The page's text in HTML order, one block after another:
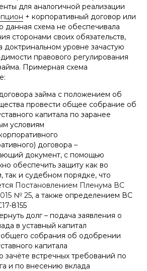
для аналогичной реализации
+ корпоративный договор или
данная схема не обеспечивала
сторонами своих обязательств,
доктринальном уровне зачастую
правового регулирования
Примерная схема
займа с положением об
провести общее собрание об
капитала по заранее
условиям
договора –
документ, с помощью
обеспечить защиту как во
так и судебном порядке, что
Постановлением Пленума ВС
№ 25, а также определением ВС
8155
долг – подача заявления о
в уставный капитал
собрания об одобрении
капитала
зачёте встречных требований по
и по внесению вклада